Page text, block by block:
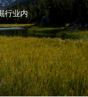
行业内